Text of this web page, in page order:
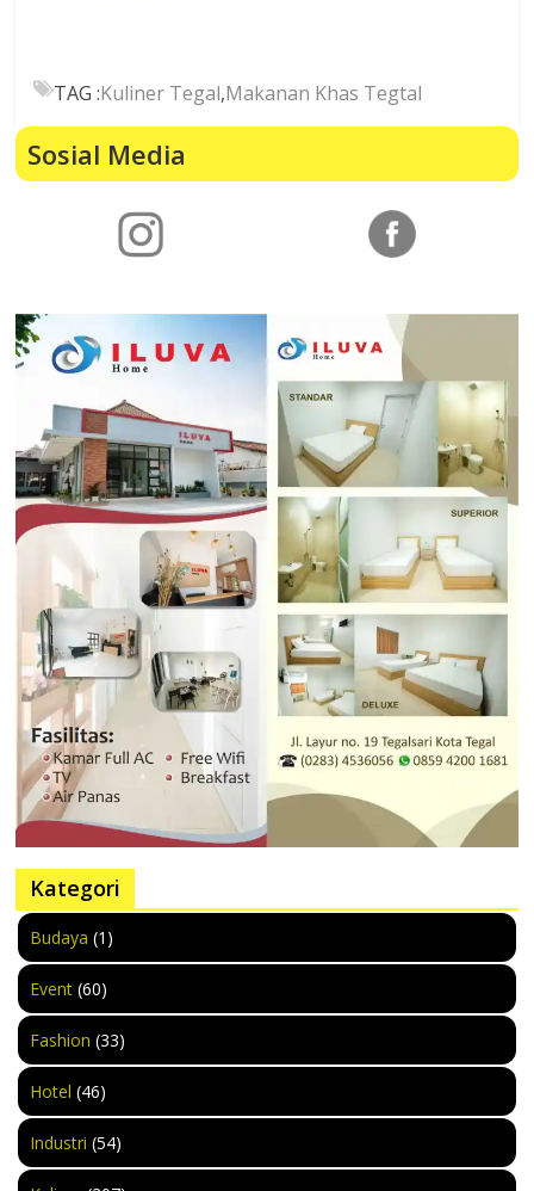
TAG :Kuliner Tegal,Makanan Khas Tegtal
Sosial Media
Kategori
Budaya (1)
Event (60)
Fashion (33)
Hotel (46)
Industri (54)